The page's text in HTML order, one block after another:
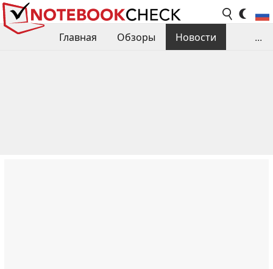
Главная Обзоры
Новости
...